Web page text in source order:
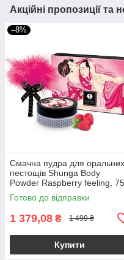
Акційні пропозиції та
–8%
Смачна пудра для оральних
пестощів Shunga Body
Powder Raspberry feeling, 75
г, аромат малини
Готово до відправки
1 379,08 ₴ 1 499 ₴
Купити